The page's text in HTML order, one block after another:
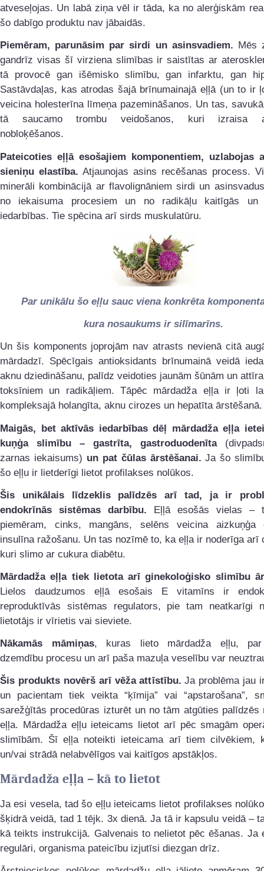
atveseļojas. Un labā ziņa vēl ir tāda, ka no alerģiskām
šo dabīgo produktu nav jābaidās.
Piemēram, parunāsim par sirdi un asinsvadiem. Mēs
gandrīz visas šī virziena slimības ir saistītas ar
tā provocē gan išēmisko slimību, gan infarktu, gan
Sastāvdaļas, kas atrodas šajā brīnumainajā eļļā (un to ir
veicina holesterīna līmeņa pazemināšanos. Un tas,
tā saucamo trombu veidošanos, kuri izraisa
nobloķēšanos.
Pateicoties eļļā esošajiem komponentiem, uzlabojas
sieniņu elastība. Atjaunojas asins recēšanas process.
minerāli kombinācijā ar flavolignāniem sirdi un
no iekaisuma procesiem un no radikāļu kaitīgās un
iedarbības. Tie spēcina arī sirds muskulatūru.
Par unikālu šo eļļu sauc viena konkrēta
kura nosaukums ir silīmarīns.
Un šis komponents joprojām nav atrasts nevienā citā
mārdadzī. Spēcīgais antioksidants brīnumainā veidā
aknu dziedināšanu, palīdz veidoties jaunām šūnām un
toksīniem un radikāļiem. Tāpēc mārdadža eļļa ir ļoti
kompleksajā holangīta, aknu cirozes un hepatīta ārstēšanā.
Maigās, bet aktīvās iedarbības dēļ mārdadža eļļa
kuņģa slimību – gastrīta, gastroduodenīta
zarnas iekaisums) un pat čūlas ārstēšanai. Ja šo
šo eļļu ir lietderīgi lietot profilakses nolūkos.
Šis unikālais līdzeklis palīdzēs arī tad, ja ir
endokrīnās sistēmas darbību. Eļļā esošās vielas –
piemēram, cinks, mangāns, selēns veicina aizkuņģa
insulīna ražošanu. Un tas nozīmē to, ka eļļa ir noderīga arī
kuri slimo ar cukura diabētu.
Mārdadža eļļa tiek lietota arī ginekoloģisko slimību
Lielos daudzumos eļļā esošais E vitamīns ir
reproduktīvās sistēmas regulators, pie tam neatkarīgi
lietotājs ir vīrietis vai sieviete.
Nākamās māmiņas, kuras lieto mārdadža eļļu, par
dzemdību procesu un arī paša mazuļa veselību var
Šis produkts novērš arī vēža attīstību. Ja problēma jau
un pacientam tiek veikta “ķīmija” vai “apstarošana”,
sarežģītās procedūras izturēt un no tām atgūties palīdzēs
eļļa. Mārdadža eļļu ieteicams lietot arī pēc smagām
slimībām. Šī eļļa noteikti ieteicama arī tiem cilvēkiem,
un/vai strādā nelabvēlīgos vai kaitīgos apstākļos.
Mārdadža eļļa – kā to lietot
Ja esi vesela, tad šo eļļu ieteicams lietot profilakses
šķidrā veidā, tad 1 tējk. 3x dienā. Ja tā ir kapsulu veidā –
kā teikts instrukcijā. Galvenais to nelietot pēc ēšanas. Ja
regulāri, organisma pateicību izjutīsi diezgan drīz.